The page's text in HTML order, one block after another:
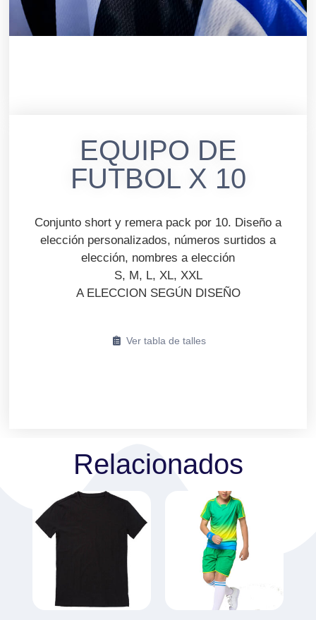
EQUIPO DE
FUTBOL X 10
Conjunto short y remera pack por 10. Diseño a
elección personalizados, números surtidos a
elección, nombres a elección
S, M, L, XL, XXL
A ELECCION SEGÚN DISEÑO
Ver tabla de talles
Relacionados